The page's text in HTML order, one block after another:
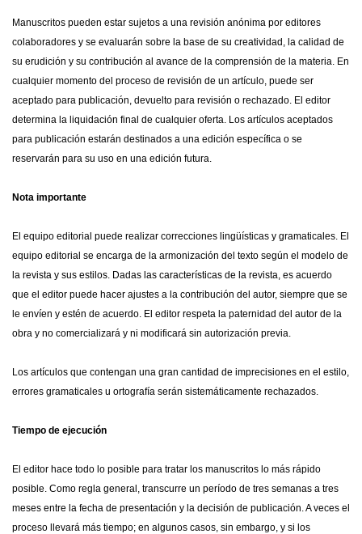
Manuscritos pueden estar sujetos a una revisión anónima por editores
colaboradores y se evaluarán sobre la base de su creatividad, la calidad de
su erudición y su contribución al avance de la comprensión de la materia. En
cualquier momento del proceso de revisión de un artículo, puede ser
aceptado para publicación, devuelto para revisión o rechazado. El editor
determina la liquidación final de cualquier oferta. Los artículos aceptados
para publicación estarán destinados a una edición específica o se
reservarán para su uso en una edición futura.
Nota importante
El equipo editorial puede realizar correcciones lingüísticas y gramaticales. El
equipo editorial se encarga de la armonización del texto según el modelo de
la revista y sus estilos. Dadas las características de la revista, es acuerdo
que el editor puede hacer ajustes a la contribución del autor, siempre que se
le envíen y estén de acuerdo. El editor respeta la paternidad del autor de la
obra y no comercializará y ni modificará sin autorización previa.
Los artículos que contengan una gran cantidad de imprecisiones en el estilo,
errores gramaticales u ortografía serán sistemáticamente rechazados.
Tiempo de ejecución
El editor hace todo lo posible para tratar los manuscritos lo más rápido
posible. Como regla general, transcurre un período de tres semanas a tres
meses entre la fecha de presentación y la decisión de publicación. A veces el
proceso llevará más tiempo; en algunos casos, sin embargo, y si los